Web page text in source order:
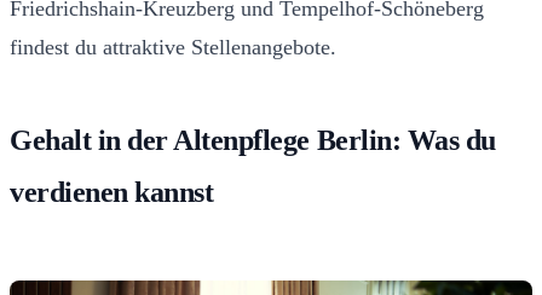
Friedrichshain-Kreuzberg und Tempelhof-Schöneberg
findest du attraktive Stellenangebote.
Gehalt in der Altenpflege Berlin: Was du
verdienen kannst